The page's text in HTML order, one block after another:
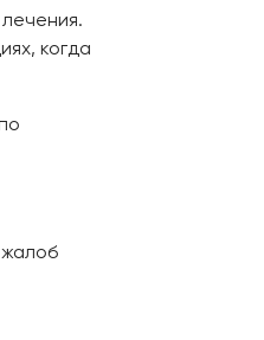
когда
жалоб